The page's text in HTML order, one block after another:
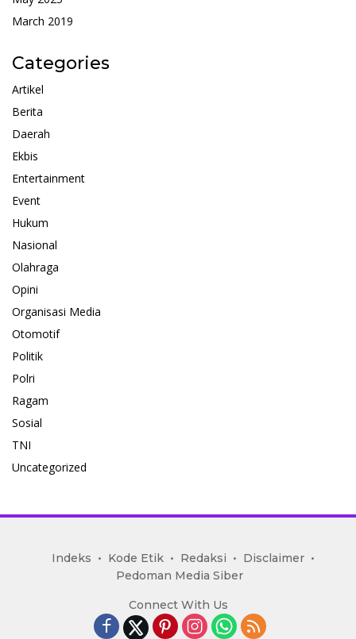
March 2019
Categories
Artikel
Berita
Daerah
Ekbis
Entertainment
Event
Hukum
Nasional
Olahraga
Opini
Organisasi Media
Otomotif
Politik
Polri
Ragam
Sosial
TNI
Uncategorized
mediakoran.com
Indeks Kode Etik Redaksi
Disclaimer
Pedoman Media Siber
Connect With Us